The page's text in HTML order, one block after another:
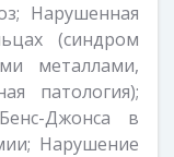
Нарушенная
(синдром
металлами,
патология);
Джонса в
Нарушение